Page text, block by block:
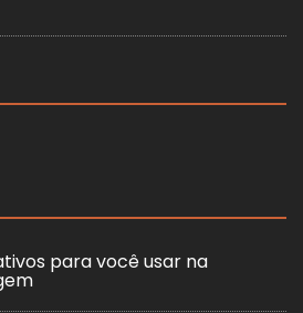
para você usar na